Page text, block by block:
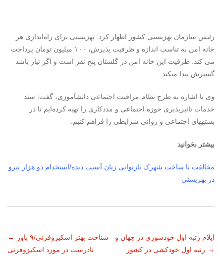
رئیس سازمان بهزیستی کشور اظهار کرد: بهزیستی برای راه‌اندازی هر
خانه امن به تناسب اندازه و ظرفیت پذیرش، ۱۰۰ میلیون تومان پرداخت
می کند. ظرفیت این خانه امن در گلستان پنج نفر است و اگر نیاز باشد
گسترش پیدا می‎کند.
وی با اشاره به طرح نظام مراقبت اجتماعی دانش‎آموزی، گفت: سند
خدمات تاثیرپذیری حوزه اجتماعی و مددکاری را تهیه کرده‌ایم تا در
بسته‎های اجتماعی و روانی شرایطی را فراهم کنیم.
بیشتر بخوانید
مخالفت با ساخت شهرک بازتوانی زنان آسیب دیده/استخدام دو هزار نیرو
در بهزیستی
ناوبری
←
شناخت بهتر اسکیزوفرنی/۹ باور
نادرست در مورد اسکیزوفرنی
ایلام رتبه اول خودسوزی در جهان و
رتبه اول خودکشی در کشور →